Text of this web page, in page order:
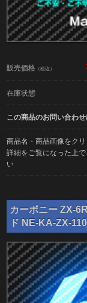
販売価格 （税込）
在庫状態
この商品のお問い合わ
商品名・商品画像をク
詳細をご覧になった上
い
カーボニー ZX-
ド NE-KA-ZX-110